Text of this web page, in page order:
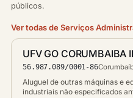
públicos.
Ver todas de Serviços
UFV GO CORUMBAIBA
56.987.089/0001-86
Aluguel de outras máquinas e
industriais não especificados